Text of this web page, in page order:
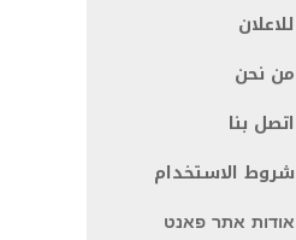
للاعلان
من نحن
اتصل بنا
شروط الاستخدام
אודות אתר פאנט